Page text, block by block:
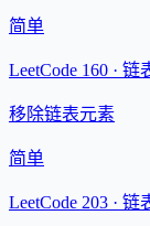
简单
LeetCode 160 · 链
移除链表元素
简单
LeetCode 203 · 链